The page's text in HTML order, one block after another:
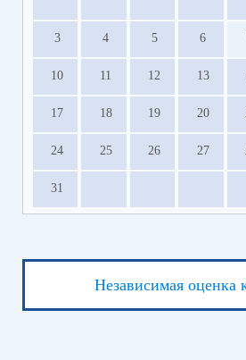
3 4 5 6
10 11 12 13
17 18 19 20
24 25 26 27
31
Независимая оценка